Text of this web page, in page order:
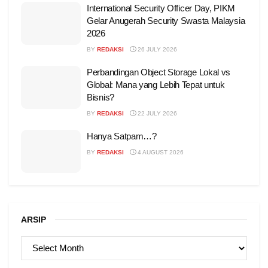
International Security Officer Day, PIKM
Gelar Anugerah Security Swasta Malaysia
2026
BY REDAKSI 26 JULY 2026
Perbandingan Object Storage Lokal vs
Global: Mana yang Lebih Tepat untuk
Bisnis?
BY REDAKSI 22 JULY 2026
Hanya Satpam…?
BY REDAKSI 4 AUGUST 2026
ARSIP
ARSIP